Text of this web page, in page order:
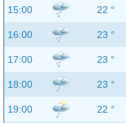
15:00 22 °
16:00 23 °
17:00 23 °
18:00 23 °
19:00 22 °